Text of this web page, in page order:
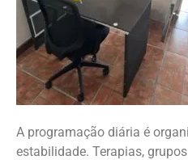
A programação diária é
estabilidade. Terapias,